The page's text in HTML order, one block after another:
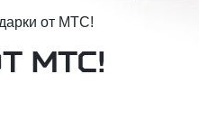
от МТС!
МТС!